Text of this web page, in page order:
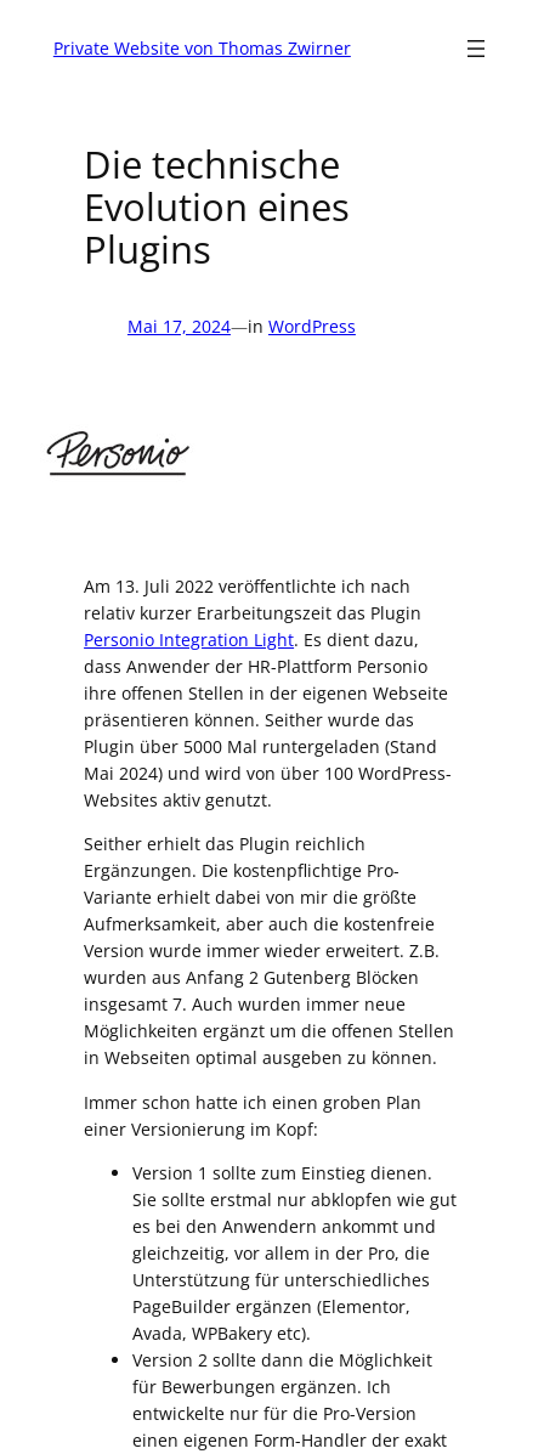
InhaltPrivate Website von Thomas Zwirner
Die technische
Evolution eines
Plugins
Mai 17, 2024—in WordPress
Am 13. Juli 2022 veröffentlichte ich nach
relativ kurzer Erarbeitungszeit das Plugin
Personio Integration Light. Es dient dazu,
dass Anwender der HR-Plattform Personio
ihre offenen Stellen in der eigenen Webseite
präsentieren können. Seither wurde das
Plugin über 5000 Mal runtergeladen (Stand
Mai 2024) und wird von über 100 WordPress-
Websites aktiv genutzt.
Seither erhielt das Plugin reichlich
Ergänzungen. Die kostenpflichtige Pro-
Variante erhielt dabei von mir die größte
Aufmerksamkeit, aber auch die kostenfreie
Version wurde immer wieder erweitert. Z.B.
wurden aus Anfang 2 Gutenberg Blöcken
insgesamt 7. Auch wurden immer neue
Möglichkeiten ergänzt um die offenen Stellen
in Webseiten optimal ausgeben zu können.
Immer schon hatte ich einen groben Plan
einer Versionierung im Kopf:
Version 1 sollte zum Einstieg dienen.
Sie sollte erstmal nur abklopfen wie gut
es bei den Anwendern ankommt und
gleichzeitig, vor allem in der Pro, die
Unterstützung für unterschiedliches
PageBuilder ergänzen (Elementor,
Avada, WPBakery etc).
Version 2 sollte dann die Möglichkeit
für Bewerbungen ergänzen. Ich
entwickelte nur für die Pro-Version
einen eigenen Form-Handler der exakt